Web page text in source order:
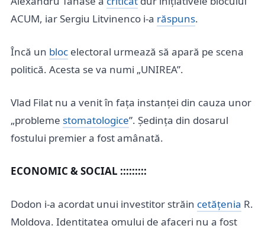
ACUM, iar Sergiu Litvinenco i-a răspuns.
Încă un bloc electoral urmează să apară pe scena
politică. Acesta se va numi „UNIREA”.
Vlad Filat nu a venit în fața instanței din cauza unor
„probleme stomatologice”. Ședința din dosarul
fostului premier a fost amânată.
ECONOMIC & SOCIAL :::::::::
Dodon i-a acordat unui investitor străin cetățenia R.
Moldova. Identitatea omului de afaceri nu a fost